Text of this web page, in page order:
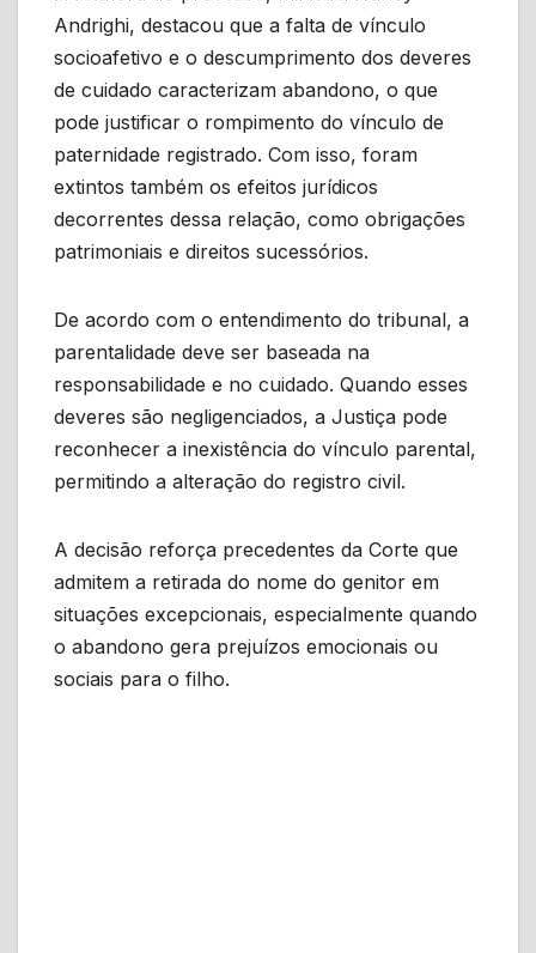
Andrighi, destacou que a falta de vínculo
socioafetivo e o descumprimento dos deveres
de cuidado caracterizam abandono, o que
pode justificar o rompimento do vínculo de
paternidade registrado. Com isso, foram
extintos também os efeitos jurídicos
decorrentes dessa relação, como obrigações
patrimoniais e direitos sucessórios.
De acordo com o entendimento do tribunal, a
parentalidade deve ser baseada na
responsabilidade e no cuidado. Quando esses
deveres são negligenciados, a Justiça pode
reconhecer a inexistência do vínculo parental,
permitindo a alteração do registro civil.
A decisão reforça precedentes da Corte que
admitem a retirada do nome do genitor em
situações excepcionais, especialmente quando
o abandono gera prejuízos emocionais ou
sociais para o filho.